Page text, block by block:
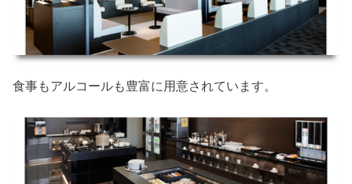
食事もアルコールも豊富に用意されています。